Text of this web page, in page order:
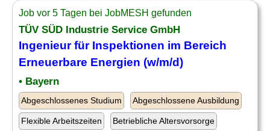
Job vor 5 Tagen bei JobMESH gefunden
TÜV SÜD Industrie Service GmbH
Ingenieurfür Inspektionen im Bereich
Erneuerbare Energien (w/m/d)
• Bayern
Abgeschlossenes Studium Abgeschlossene Ausbildung
Flexible Arbeitszeiten Betriebliche Altersvorsorge